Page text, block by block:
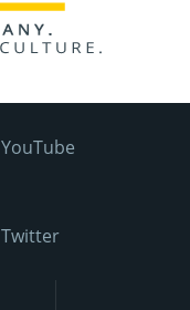
YouTube
Twitter